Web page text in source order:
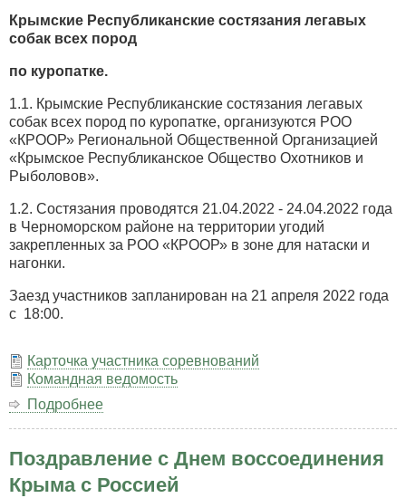
«САЛЮТ
ПОБЕДЕ»
2022
года.
Крымские Республиканские состязания легавых
собак всех пород
по куропатке.
1.1. Крымские Республиканские состязания легавых
собак всех пород по куропатке, организуются РОО
«КРООР» Региональной Общественной Организацией
«Крымское Республиканское Общество Охотников и
Рыболовов».
1.2. Состязания проводятся 21.04.2022 - 24.04.2022 года
в Черноморском районе на территории угодий
закрепленных за РОО «КРООР» в зоне для натаски и
нагонки.
Заезд участников запланирован на 21 апреля 2022 года
с 18:00.
Карточка участника соревнований
Командная ведомость
Подробнее
по
куропатке
Поздравление с Днем воссоединения
Крыма с Россией